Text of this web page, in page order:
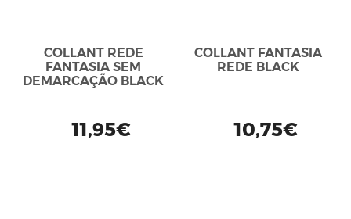
COLLANT REDE
FANTASIA SEM
DEMARCAÇÃO BLACK
11,95€
COLLANT FANTASIA
REDE BLACK
10,75€